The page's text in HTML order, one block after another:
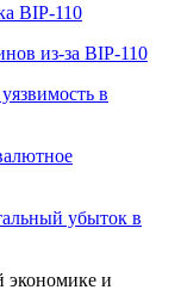
BIP-110
из-за BIP-110
в
убыток в
и